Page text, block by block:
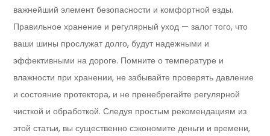
важнейший элемент безопасности и комфортной езды.
Правильное хранение и регулярный уход — залог того, что
ваши шины прослужат долго, будут надежными и
эффективными на дороге. Помните о температуре и
влажности при хранении, не забывайте проверять давление
и состояние протектора, и не пренебрегайте регулярной
чисткой и обработкой. Следуя простым рекомендациям из
этой статьи, вы существенно сэкономите деньги и времени,